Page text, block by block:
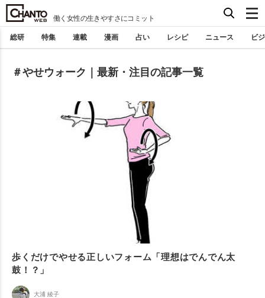
働く女性の生きやすさにコミット
総研 特集 連載 漫画 占い レシピ ニュース ビ
＃やせウォーク｜最新・注目の記事一覧
歩くだけでやせる正しいフォーム「理想はでんでん太
鼓！？」
大浦 綾子